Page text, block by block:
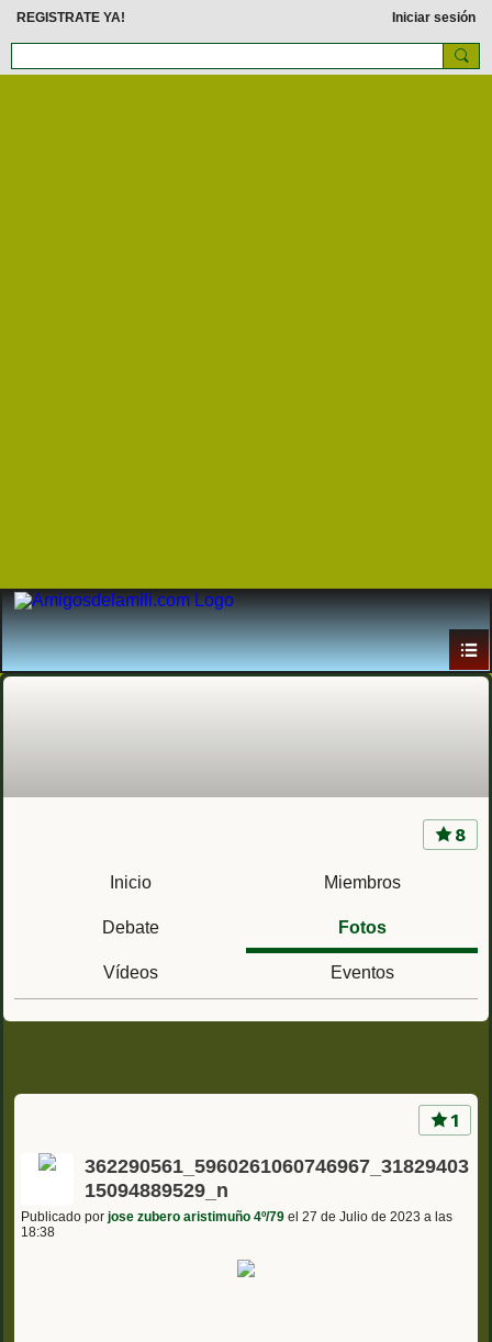
REGISTRATE YA! Iniciar sesión
CIR 12 El Ferral del Bernesga - Base Conde de
Gazola (León) Centro de Instrucción de
8
Inicio Miembros
Debate Fotos
Vídeos Eventos
1
362290561_5960261060746967_31829403
15094889529_n
Publicado por jose zubero aristimuño 4º/79 el 27 de Julio de 2023 a las
18:38